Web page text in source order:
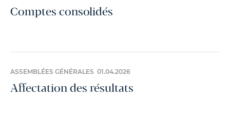
Comptes consolidés
ASSEMBLÉES GÉNÉRALES 01.04.2026
Affectation des résultats